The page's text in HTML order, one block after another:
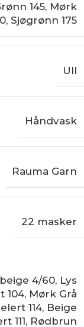
145, Mørk
, Sjøgrønn 175
Ull
Håndvask
Rauma Garn
22 masker
4/60, Lys
104, Mørk Grå
114, Beige
111, Rødbrun